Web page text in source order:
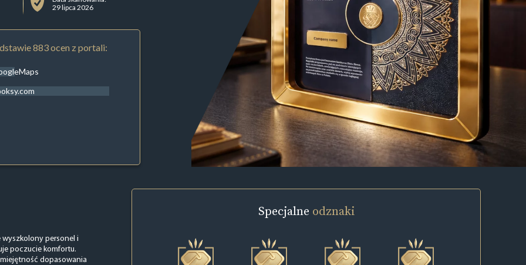
29 lipca 2026
883 ocen z portali:
wyszkolony personel i
poczucie komfortu.
dopasowania
Specjalne odznaki